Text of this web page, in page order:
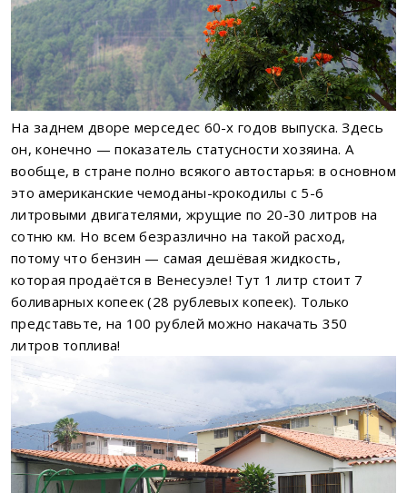
На заднем дворе мерседес 60-х годов выпуска. Здесь
он, конечно — показатель статусности хозяина. А
вообще, в стране полно всякого автостарья: в основном
это американские чемоданы-крокодилы с 5-6
литровыми двигателями, жрущие по 20-30 литров на
сотню км. Но всем безразлично на такой расход,
потому что бензин — самая дешёвая жидкость,
которая продаётся в Венесуэле! Тут 1 литр стоит 7
боливарных копеек (28 рублевых копеек). Только
представьте, на 100 рублей можно накачать 350
литров топлива!